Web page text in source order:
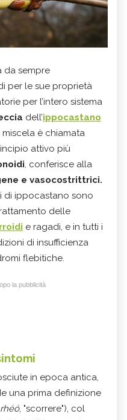
da sempre
per le sue proprietà
per l’intero sistema
dell’ippocastano
è chiamata
attivo più
, conferisce alla
e vasocostrittrici.
di ippocastano sono
delle
e ragadi, e in tutti i
di insufficienza
flebitiche.
la pubblicità
in epoca antica,
una prima definizione
rhéó, "scorrere"), col